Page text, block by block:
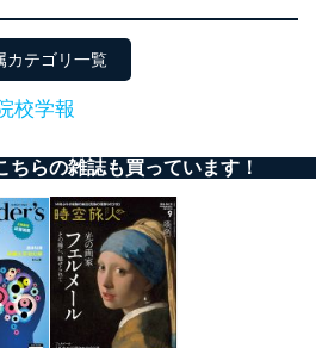
カテゴリ一覧
校学報
ちらの雑誌も買っています！